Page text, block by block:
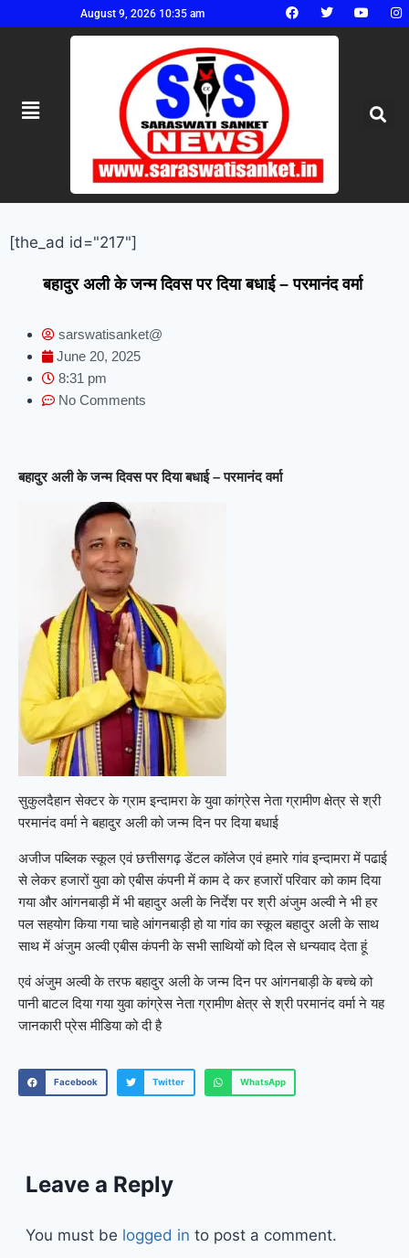
August 9, 2026 10:35 am
[the_ad id="217"]
बहादुर अली के जन्म दिवस पर दिया बधाई – परमानंद वर्मा
sarswatisanket@
June 20, 2025
8:31 pm
No Comments
बहादुर अली के जन्म दिवस पर दिया बधाई – परमानंद वर्मा
सुकुलदैहान सेक्टर के ग्राम इन्दामरा के युवा कांग्रेस नेता ग्रामीण क्षेत्र से श्री
परमानंद वर्मा ने बहादुर अली को जन्म दिन पर दिया बधाई
अजीज पब्लिक स्कूल एवं छत्तीसगढ़ डेंटल कॉलेज एवं हमारे गांव इन्दामरा में पढाई
से लेकर हजारों युवा को एबीस कंपनी में काम दे कर हजारों परिवार को काम दिया
गया और आंगनबाड़ी में भी बहादुर अली के निर्देश पर श्री अंजुम अल्वी ने भी हर
पल सहयोग किया गया चाहे आंगनबाड़ी हो या गांव का स्कूल बहादुर अली के साथ
साथ में अंजुम अल्वी एबीस कंपनी के सभी साथियों को दिल से धन्यवाद देता हूं
एवं अंजुम अल्वी के तरफ बहादुर अली के जन्म दिन पर आंगनबाड़ी के बच्चे को
पानी बाटल दिया गया युवा कांग्रेस नेता ग्रामीण क्षेत्र से श्री परमानंद वर्मा ने यह
जानकारी प्रेस मीडिया को दी है
Facebook Twitter WhatsApp
Leave a Reply
You must be logged in to post a comment.